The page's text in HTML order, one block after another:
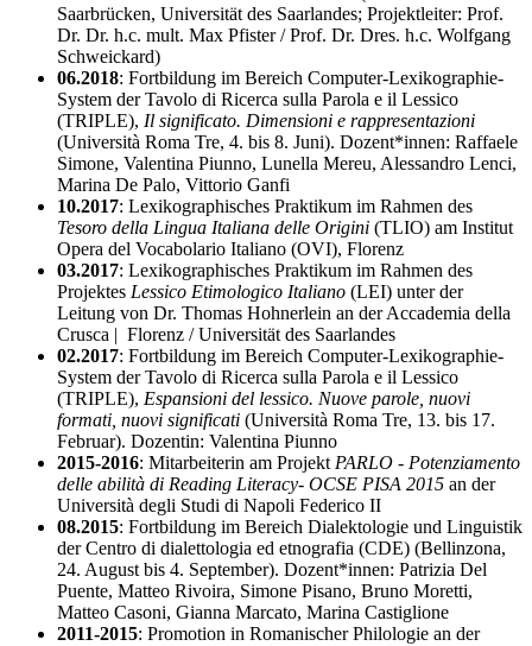
Saarbrücken, Universität des Saarlandes; Projektleiter: Prof.
Dr. Dr. h.c. mult. Max Pfister / Prof. Dr. Dres. h.c. Wolfgang
Schweickard)
06.2018: Fortbildung im Bereich Computer-Lexikographie-
System der Tavolo di Ricerca sulla Parola e il Lessico
(TRIPLE), Il significato. Dimensioni e rappresentazioni
(Università Roma Tre, 4. bis 8. Juni). Dozent*innen: Raffaele
Simone, Valentina Piunno, Lunella Mereu, Alessandro Lenci,
Marina De Palo, Vittorio Ganfi
10.2017: Lexikographisches Praktikum im Rahmen des
Tesoro della Lingua Italiana delle Origini (TLIO) am Institut
Opera del Vocabolario Italiano (OVI), Florenz
03.2017: Lexikographisches Praktikum im Rahmen des
Projektes Lessico Etimologico Italiano (LEI) unter der
Leitung von Dr. Thomas Hohnerlein an der Accademia della
Crusca | Florenz / Universität des Saarlandes
02.2017: Fortbildung im Bereich Computer-Lexikographie-
System der Tavolo di Ricerca sulla Parola e il Lessico
(TRIPLE), Espansioni del lessico. Nuove parole, nuovi
formati, nuovi significati (Università Roma Tre, 13. bis 17.
Februar). Dozentin: Valentina Piunno
2015-2016: Mitarbeiterin am Projekt PARLO - Potenziamento
delle abilità di Reading Literacy- OCSE PISA 2015 an der
Università degli Studi di Napoli Federico II
08.2015: Fortbildung im Bereich Dialektologie und Linguistik
der Centro di dialettologia ed etnografia (CDE) (Bellinzona,
24. August bis 4. September). Dozent*innen: Patrizia Del
Puente, Matteo Rivoira, Simone Pisano, Bruno Moretti,
Matteo Casoni, Gianna Marcato, Marina Castiglione
2011-2015: Promotion in Romanischer Philologie an der